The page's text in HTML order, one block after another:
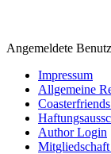
Angemeldete
Impressum
Allgemeine
Author Login